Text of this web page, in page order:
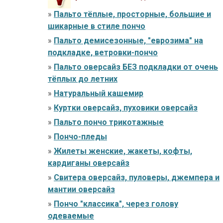
» Пальто тёплые, просторные, большие и
шикарные в стиле пончо
» Пальто демисезонные, "еврозима" на
подкладке, ветровки-пончо
» Пальто оверсайз БЕЗ подкладки от очень
тёплых до летних
» Натуральный кашемир
» Куртки оверсайз, пуховики оверсайз
» Пальто пончо трикотажные
» Пончо-пледы
» Жилеты женские, жакеты, кофты,
кардиганы оверсайз
» Свитера оверсайз, пуловеры, джемпера и
мантии оверсайз
» Пончо "классика", через голову
одеваемые